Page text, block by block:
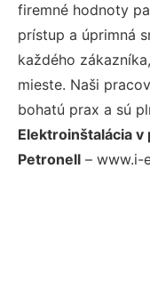
firemné hodnoty
prístup a úprimná
každého
mieste. Naši
bohatú prax a sú
Elektroinštalácia v
Petronell – www.i-